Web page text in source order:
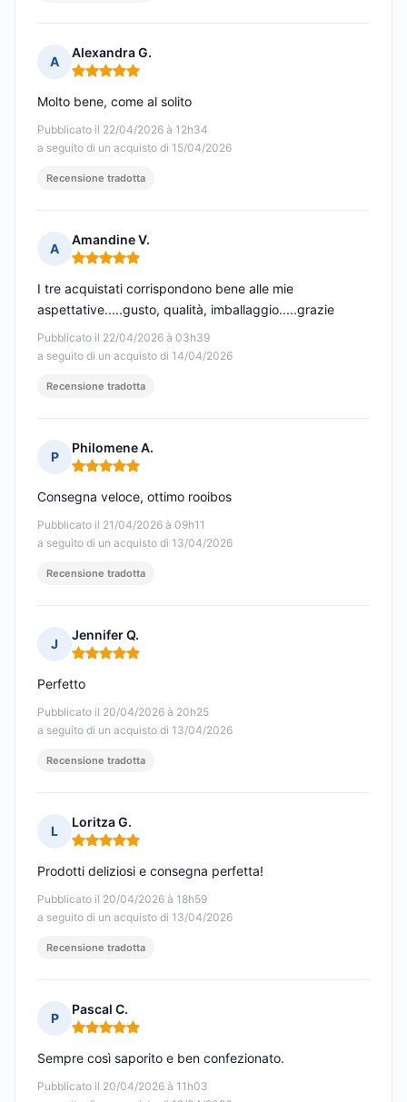
A
Alexandra G.
Nota: 5 su 5
Pubblicato il 22/04/2026 à 12h34
a seguito di un acquisto di 15/04/2026
Molto bene, come al solito
Recensione tradotta
A
Amandine V.
Nota: 5 su 5
Pubblicato il 22/04/2026 à 03h39
a seguito di un acquisto di 14/04/2026
I tre acquistati corrispondono bene alle mie
aspettative.....gusto, qualità, imballaggio.....grazie
Recensione tradotta
P
Philomene A.
Nota: 5 su 5
Pubblicato il 21/04/2026 à 09h11
a seguito di un acquisto di 13/04/2026
Consegna veloce, ottimo rooibos
Recensione tradotta
J
Jennifer Q.
Nota: 5 su 5
Pubblicato il 20/04/2026 à 20h25
a seguito di un acquisto di 13/04/2026
Perfetto
Recensione tradotta
L
Loritza G.
Nota: 5 su 5
Pubblicato il 20/04/2026 à 18h59
a seguito di un acquisto di 13/04/2026
Prodotti deliziosi e consegna perfetta!
Recensione tradotta
P
Pascal C.
Nota: 5 su 5
Pubblicato il 20/04/2026 à 11h03
Sempre così saporito e ben confezionato.